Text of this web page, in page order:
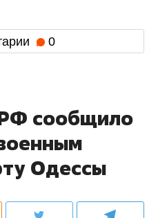
0
сообщило
Одессы